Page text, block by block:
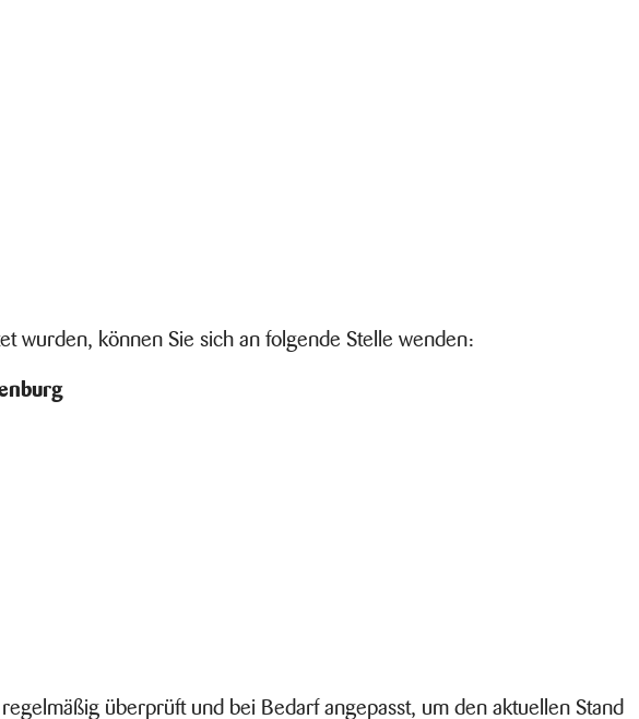
wurden, können Sie sich an folgende Stelle wenden:
überprüft und bei Bedarf angepasst, um den aktuellen Stand